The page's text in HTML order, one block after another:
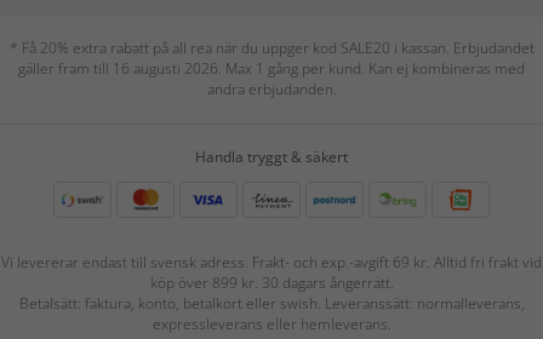
* Få 20% extra rabatt på all rea när du uppger kod SALE20 i kassan. Erbjudandet
gäller fram till 16 augusti 2026. Max 1 gång per kund. Kan ej kombineras med
andra erbjudanden.
Handla tryggt & säkert
Vi levererar endast till svensk adress. Frakt- och exp.-avgift 69 kr. Alltid fri frakt vid
köp över 899 kr. 30 dagars ångerrätt.
Betalsätt: faktura, konto, betalkort eller swish. Leveranssätt: normalleverans,
expressleverans eller hemleverans.